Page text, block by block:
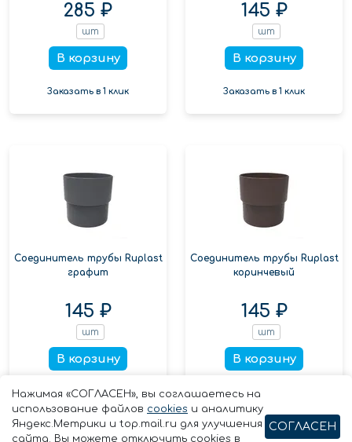
285 ₽
шт
В корзину
Заказать в 1 клик
145 ₽
шт
В корзину
Заказать в 1 клик
Соединитель трубы Ruplast
графит
145 ₽
шт
В корзину
Заказать в 1 клик
Соединитель трубы Ruplast
коринчевый
145 ₽
шт
В корзину
Заказать в 1 клик
Нажимая «СОГЛАСЕН», вы соглашаетесь на
использование файлов cookies и аналитику
Яндекс.Метрики и top.mail.ru для улучшения
сайта. Вы можете отключить cookies в
СОГЛАСЕН